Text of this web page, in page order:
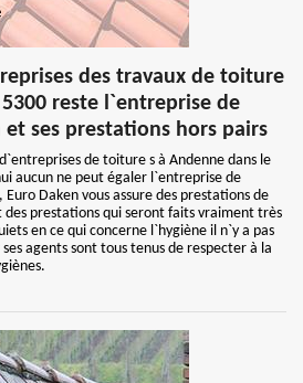
des travaux de toiture
reste l`entreprise de
ses prestations hors pairs
de toiture s à Andenne dans le
aucun ne peut égaler l`entreprise de
Daken vous assure des prestations de
prestations qui seront faits vraiment très
en ce qui concerne l`hygiène il n`y a pas
agents sont tous tenus de respecter à la